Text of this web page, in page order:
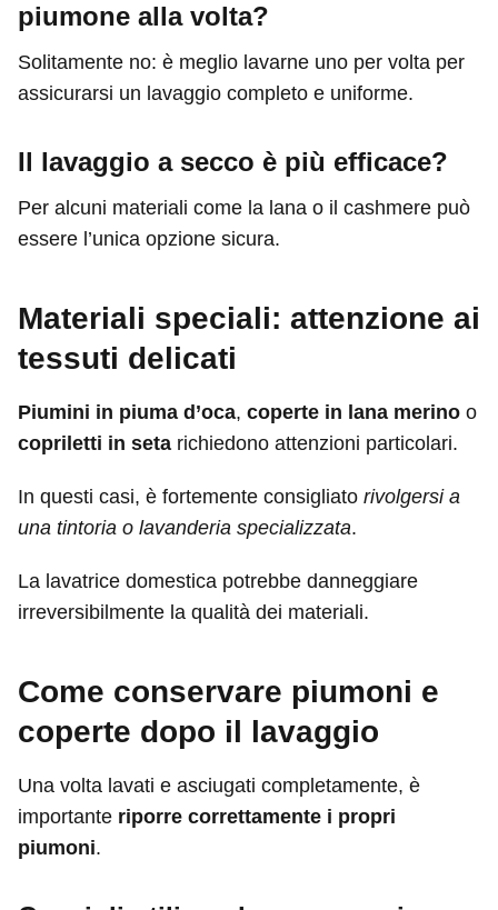
piumone alla volta?
Solitamente no: è meglio lavarne uno per volta per
assicurarsi un lavaggio completo e uniforme.
Il lavaggio a secco è più efficace?
Per alcuni materiali come la lana o il cashmere può
essere l’unica opzione sicura.
Materiali speciali: attenzione ai
tessuti delicati
Piumini in piuma d’oca, coperte in lana merino o
copriletti in seta richiedono attenzioni particolari.
In questi casi, è fortemente consigliato rivolgersi a
una tintoria o lavanderia specializzata.
La lavatrice domestica potrebbe danneggiare
irreversibilmente la qualità dei materiali.
Come conservare piumoni e
coperte dopo il lavaggio
Una volta lavati e asciugati completamente, è
importante riporre correttamente i propri
piumoni.